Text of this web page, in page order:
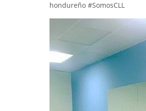
hondureño #SomosCLL